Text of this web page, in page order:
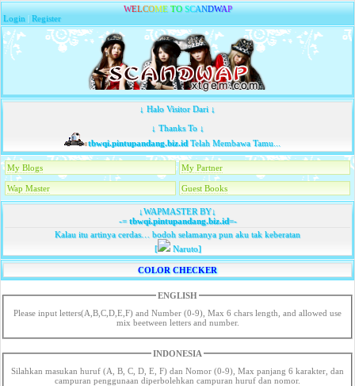
WELCOME TO SCANDWAP
Login |Register
↓ Halo Visitor Dari ↓
↓ Thanks To ↓
tbwqi.pintupandang.biz.idTelah Membawa Tamu...
My Blogs My Partner
Wap Master Guest Books
↓WAPMASTER BY↓
-=tbwqi.pintupandang.biz.id=-
Kalau itu artinya cerdas… bodoh selamanya pun aku tak keberatan
[
Naruto]
COLOR CHECKER
ENGLISH
Please input letters(A,B,C,D,E,F) and Number (0-9), Max 6 chars length, and allowed use
mix beetween letters and number.
INDONESIA
Silahkan masukan huruf (A, B, C, D, E, F) dan Nomor (0-9), Max panjang 6 karakter, dan
campuran penggunaan diperbolehkan campuran huruf dan nomor.